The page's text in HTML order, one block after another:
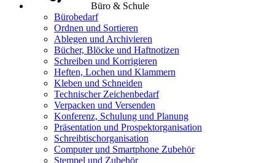
Büro & Schule
Bürobedarf
Ordnen und Sortieren
Ablegen und Archivieren
Bücher, Blöcke und Haftnotizen
Schreiben und Korrigieren
Heften, Lochen und Klammern
Kleben und Schneiden
Technischer Zeichenbedarf
Verpacken und Versenden
Konferenz, Schulung und Planung
Präsentation und Prospektorganisation
Schreibtischorganisation
Computer und Smartphone Zubehör
Stempel und Zubehör